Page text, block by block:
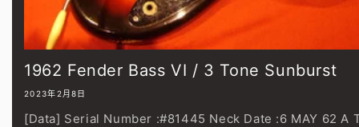
1962 Fender Bass VI / 3 Tone Sunburst
2023年2月8日
[Data] Serial Number :#81445 Neck Date :6 MAY 62 A